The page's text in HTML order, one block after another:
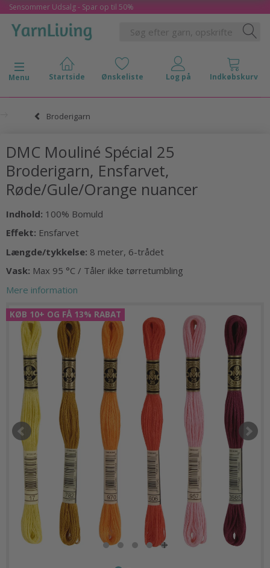
Sensommer Udsalg - Spar op til 50%
Skifte navigation
Menu
Broderigarn
DMC Mouliné Spécial 25
Broderigarn, Ensfarvet,
Røde/Gule/Orange nuancer
Indhold: 100% Bomuld
Effekt: Ensfarvet
Længde/tykkelse: 8 meter, 6-trådet
Vask: Max 95 °C / Tåler ikke tørretumbling
Mere information
KØB 10+ OG FÅ 13% RABAT